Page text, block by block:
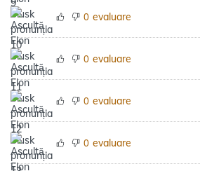
0 evaluare
0 evaluare
0 evaluare
0 evaluare